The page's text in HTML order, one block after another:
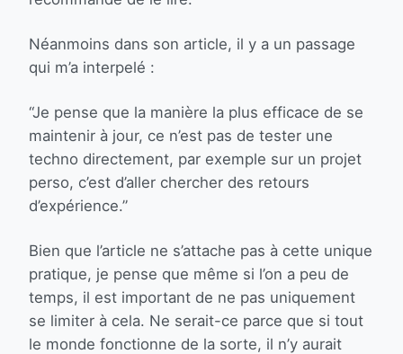
Néanmoins dans son article, il y a un passage
qui m’a interpelé :
“Je pense que la manière la plus efficace de se
maintenir à jour, ce n’est pas de tester une
techno directement, par exemple sur un projet
perso, c’est d’aller chercher des retours
d’expérience.”
Bien que l’article ne s’attache pas à cette unique
pratique, je pense que même si l’on a peu de
temps, il est important de ne pas uniquement
se limiter à cela. Ne serait-ce parce que si tout
le monde fonctionne de la sorte, il n’y aurait